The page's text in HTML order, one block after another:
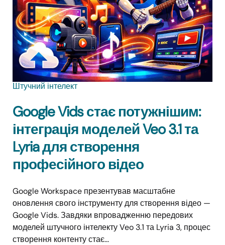
Штучний інтелект
Google Vids стає потужнішим:
інтеграція моделей Veo 3.1 та
Lyria для створення
професійного відео
Google Workspace презентував масштабне
оновлення свого інструменту для створення відео —
Google Vids. Завдяки впровадженню передових
моделей штучного інтелекту Veo 3.1 та Lyria 3, процес
створення контенту стає...